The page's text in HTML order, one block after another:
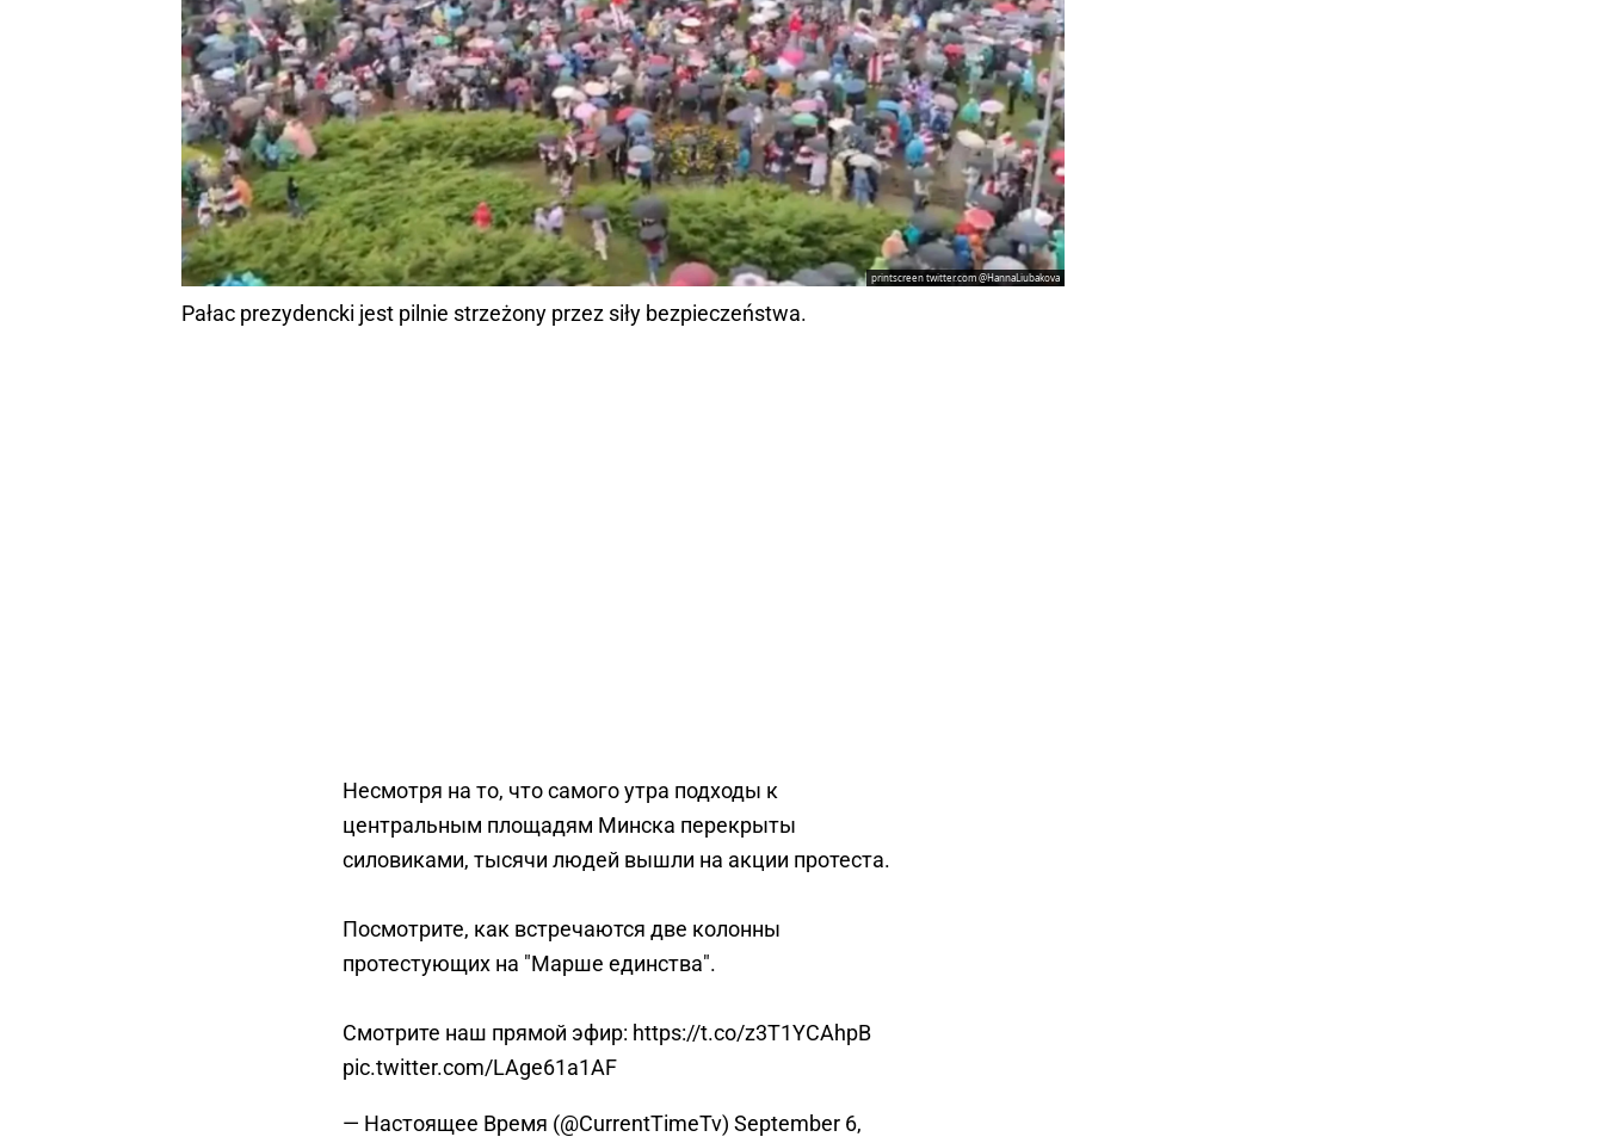
printscreen twitter.com @HannaLiubakova
Pałac prezydencki jest pilnie strzeżony przez siły bezpieczeństwa.
Несмотря на то, что самого утра подходы к
центральным площадям Минска перекрыты
силовиками, тысячи людей вышли на акции протеста.
Посмотрите, как встречаются две колонны
протестующих на "Марше единства".
Смотрите наш прямой эфир: https://t.co/z3T1YCAhpB
pic.twitter.com/LAge61a1AF
— Настоящее Время (@CurrentTimeTv) September 6,